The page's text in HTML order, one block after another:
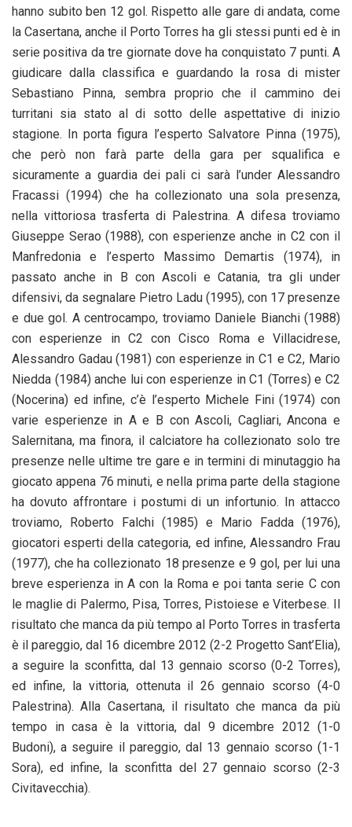
hanno subito ben 12 gol. Rispetto alle gare di andata, come
la Casertana, anche il Porto Torres ha gli stessi punti ed è in
serie positiva da tre giornate dove ha conquistato 7 punti. A
giudicare dalla classifica e guardando la rosa di mister
Sebastiano Pinna, sembra proprio che il cammino dei
turritani sia stato al di sotto delle aspettative di inizio
stagione. In porta figura l’esperto Salvatore Pinna (1975),
che però non farà parte della gara per squalifica e
sicuramente a guardia dei pali ci sarà l’under Alessandro
Fracassi (1994) che ha collezionato una sola presenza,
nella vittoriosa trasferta di Palestrina. A difesa troviamo
Giuseppe Serao (1988), con esperienze anche in C2 con il
Manfredonia e l’esperto Massimo Demartis (1974), in
passato anche in B con Ascoli e Catania, tra gli under
difensivi, da segnalare Pietro Ladu (1995), con 17 presenze
e due gol. A centrocampo, troviamo Daniele Bianchi (1988)
con esperienze in C2 con Cisco Roma e Villacidrese,
Alessandro Gadau (1981) con esperienze in C1 e C2, Mario
Niedda (1984) anche lui con esperienze in C1 (Torres) e C2
(Nocerina) ed infine, c’è l’esperto Michele Fini (1974) con
varie esperienze in A e B con Ascoli, Cagliari, Ancona e
Salernitana, ma finora, il calciatore ha collezionato solo tre
presenze nelle ultime tre gare e in termini di minutaggio ha
giocato appena 76 minuti, e nella prima parte della stagione
ha dovuto affrontare i postumi di un infortunio. In attacco
troviamo, Roberto Falchi (1985) e Mario Fadda (1976),
giocatori esperti della categoria, ed infine, Alessandro Frau
(1977), che ha collezionato 18 presenze e 9 gol, per lui una
breve esperienza in A con la Roma e poi tanta serie C con
le maglie di Palermo, Pisa, Torres, Pistoiese e Viterbese. Il
risultato che manca da più tempo al Porto Torres in trasferta
è il pareggio, dal 16 dicembre 2012 (2-2 Progetto Sant’Elia),
a seguire la sconfitta, dal 13 gennaio scorso (0-2 Torres),
ed infine, la vittoria, ottenuta il 26 gennaio scorso (4-0
Palestrina). Alla Casertana, il risultato che manca da più
tempo in casa è la vittoria, dal 9 dicembre 2012 (1-0
Budoni), a seguire il pareggio, dal 13 gennaio scorso (1-1
Sora), ed infine, la sconfitta del 27 gennaio scorso (2-3
Civitavecchia).